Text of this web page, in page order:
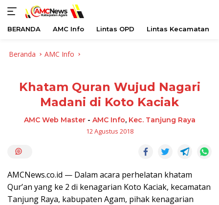
BERANDA AMC Info Lintas OPD Lintas Kecamatan
Beranda AMC Info
Khatam Quran Wujud Nagari
Madani di Koto Kaciak
AMC Web Master- AMC Info, Kec. Tanjung Raya
12 Agustus 2018
AMCNews.co.id — Dalam acara perhelatan khatam
Qur’an yang ke 2 di kenagarian Koto Kaciak, kecamatan
Tanjung Raya, kabupaten Agam, pihak kenagarian